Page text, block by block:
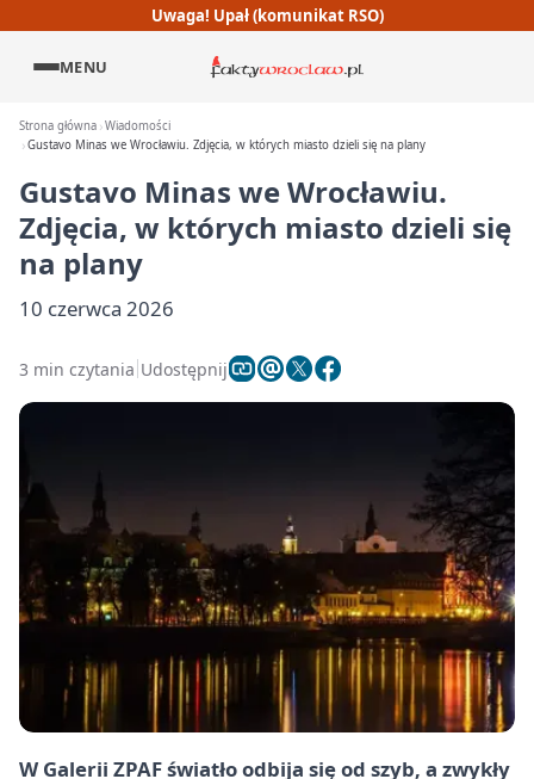
Uwaga! Upał (komunikat RSO)
MENU
Strona główna Wiadomości
Gustavo Minas we Wrocławiu. Zdjęcia, w których miasto dzieli się na plany
Gustavo Minas we Wrocławiu.
Zdjęcia, w których miasto dzieli się
na plany
10 czerwca 2026
3 min czytania Udostępnij
W Galerii ZPAF światło odbija się od szyb, a zwykły